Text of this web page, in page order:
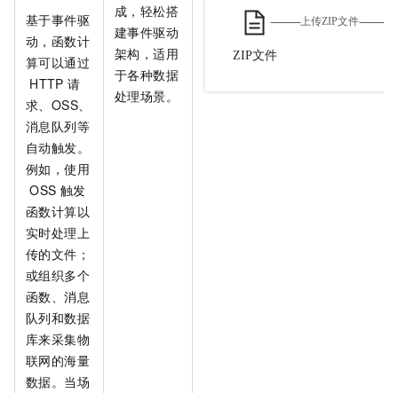
基于事件驱
动， 函数计
算可以通过
HTTP 请
求、OSS、
消息队列等
自动触发。
例如，使用
OSS 触发
函数计算以
实时处理上
传的文件；
或组织多个
函数、消息
队列和数据
库来采集物
联网的海量
数据。当场
成，轻松搭
建事件驱动
架构，适用
于各种数据
处理场景。